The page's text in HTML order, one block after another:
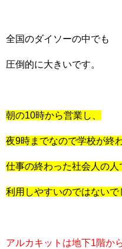
全国のダイソーの中でも
圧倒的に大きいです。
朝の10時から営業し、
夜9時までなので学校が終
仕事の終わった社会人の人
利用しやすいのではないで
アルカキットは地下1階か